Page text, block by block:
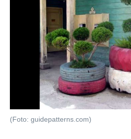
(Foto: guidepatterns.com)